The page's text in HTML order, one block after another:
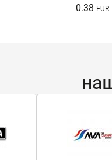
0.38